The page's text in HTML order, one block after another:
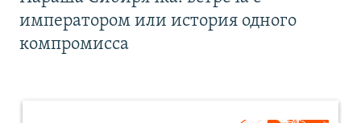
императором или история одного
компромисса